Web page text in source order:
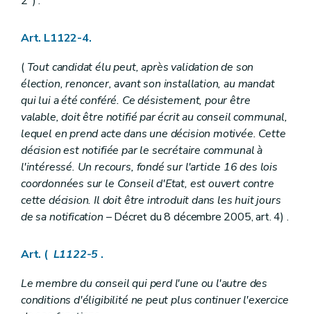
Art. L1232-17
Sous-section 2 Inhumations
Art. L1232-17bis
Art. L1232-18
Art. L1232-19
Art. L1232-20
Art. L1232-21
Sous-section 3 La crémation
Art. L1232-22
Art. L1232-23
Art. L1232-24
Art. L1232-25
Art. L1232-27
Art. L1232-29
Section 4 Dispositions finales
Art. L1232-30
Art. L1122-4.
( Tout candidat élu peut, après validation de son
élection, renoncer, avant son installation, au mandat
qui lui a été conféré. Ce désistement, pour être
valable, doit être notifié par écrit au conseil communal,
lequel en prend acte dans une décision motivée. Cette
décision est notifiée par le secrétaire communal à
l'intéressé. Un recours, fondé sur l'article 16 des lois
coordonnées sur le Conseil d'Etat, est ouvert contre
cette décision. Il doit être introduit dans les huit jours
de sa notification – Décret du 8 décembre 2005, art. 4) .
Art. ( L1122-5 .
Le membre du conseil qui perd l'une ou l'autre des
conditions d'éligibilité ne peut plus continuer l'exercice